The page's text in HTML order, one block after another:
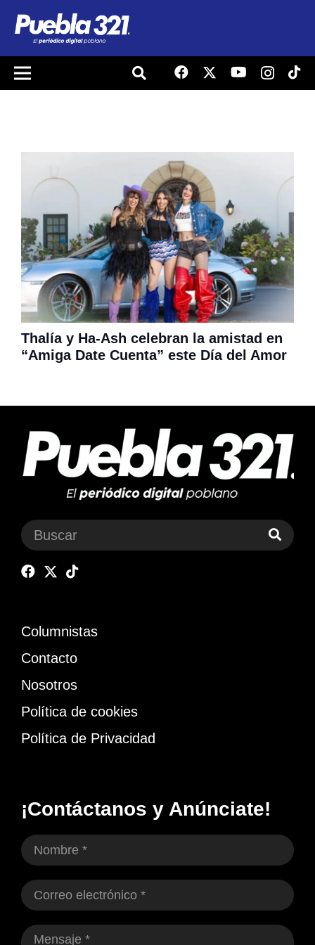
Thalía y Ha-Ash celebran la amistad en
“Amiga Date Cuenta” este Día del Amor
Columnistas
Contacto
Nosotros
Política de cookies
Política de Privacidad
¡Contáctanos y Anúnciate!